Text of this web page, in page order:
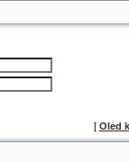
[ Oled